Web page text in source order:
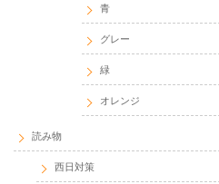
青
グレー
緑
オレンジ
読み物
西日対策